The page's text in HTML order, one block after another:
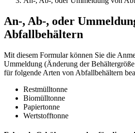
An-, Ab-, oder
Abfallbehältern
Mit diesem Formular können Sie die
Ummeldung (Änderung der
für folgende Arten von Abfallbehältern
Restmülltonne
Biomülltonne
Papiertonne
Wertstofftonne